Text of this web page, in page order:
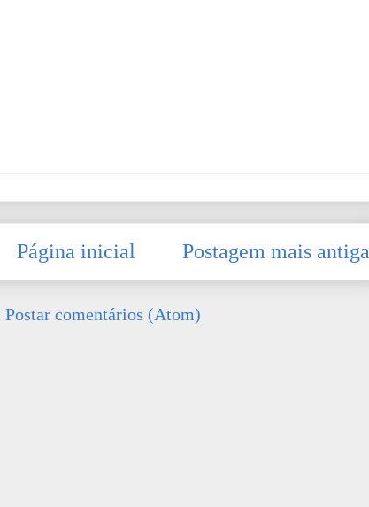
Postagem mais antiga
Página inicial
Postar comentários (Atom)